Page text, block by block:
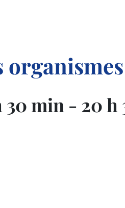
organismes
30 min - 20 h